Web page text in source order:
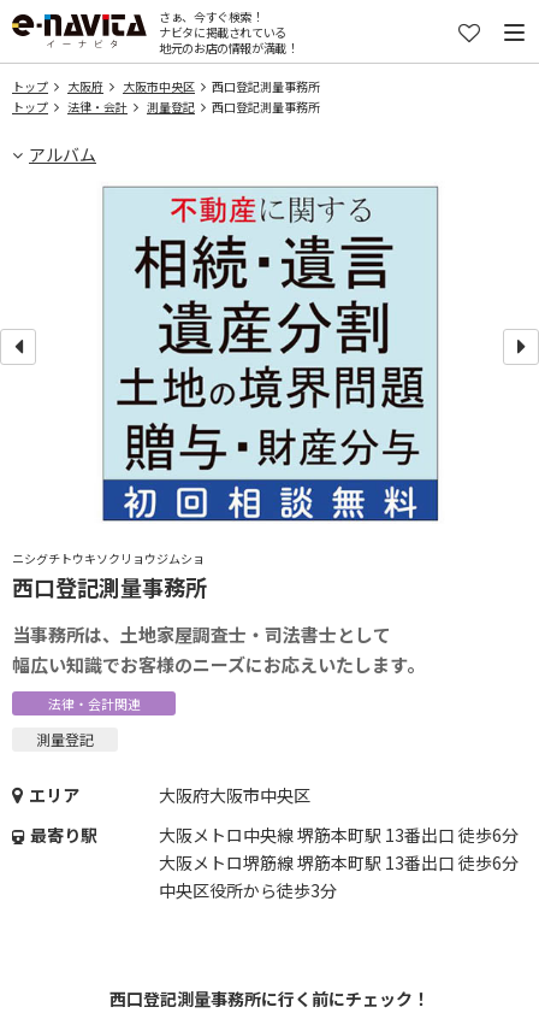
さぁ、今すぐ検索！
ナビタに掲載されている
地元のお店の情報が満載！
トップ 大阪府 大阪市中央区
西口登記測量事務所
トップ
法律・会計 測量登記 西口登記測量事務所
アルバム
ニシグチトウキソクリョウジムショ
西口登記測量事務所
当事務所は、土地家屋調査士・司法書士として
幅広い知識でお客様のニーズにお応えいたします。
法律・会計関連
測量登記
エリア
大阪府大阪市中央区
最寄り駅
大阪メトロ中央線 堺筋本町駅 13番出口 徒歩6分
大阪メトロ堺筋線 堺筋本町駅 13番出口 徒歩6分
中央区役所から徒歩3分
西口登記測量事務所に行く前にチェック！